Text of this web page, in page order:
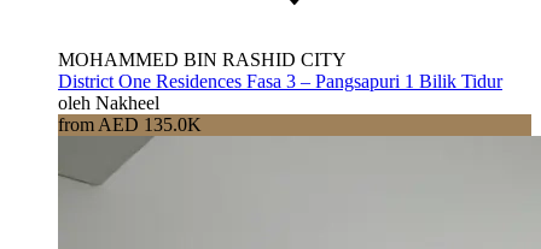
MOHAMMED BIN RASHID CITY
District One Residences Fasa 3 – Pangsapuri 1 Bilik Tidur
oleh Nakheel
from AED 135.0K